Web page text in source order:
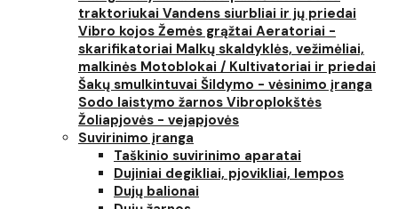
traktoriukai Vandens siurbliai ir jų priedai
Vibro kojos Žemės grąžtai Aeratoriai -
skarifikatoriai Malkų skaldyklės, vežimėliai,
malkinės Motoblokai / Kultivatoriai ir priedai
Šakų smulkintuvai Šildymo - vėsinimo įranga
Sodo laistymo žarnos Vibroplokštės
Žoliapjovės - vejapjovės
Suvirinimo įranga
Taškinio suvirinimo aparatai
Dujiniai degikliai, pjovikliai, lempos
Dujų balionai